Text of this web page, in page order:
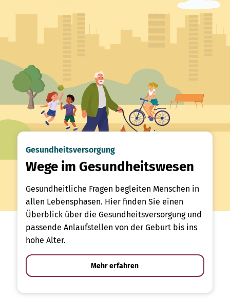
Gesundheitsversorgung
Wege im Gesundheitswesen
Gesundheitliche Fragen begleiten Menschen in
allen Lebensphasen. Hier finden Sie einen
Überblick über die Gesundheitsversorgung und
passende Anlaufstellen von der Geburt bis ins
hohe Alter.
Mehr erfahren